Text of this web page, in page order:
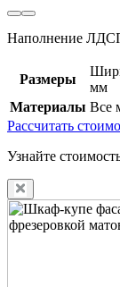
Наполнение
Размеры
мм
Материалы Все
Рассчитать
Узнайте